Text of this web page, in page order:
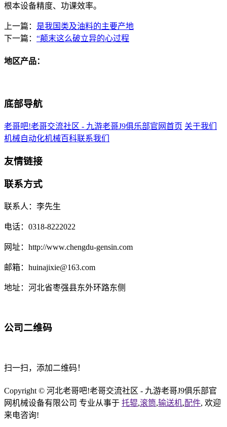
根本设备精度、功课效率。
上一篇： 是我国类及油料的主要产地
下一篇： “颠末这么破立异的心过程
地区产品：
底部导航
老哥吧!老哥交流社区 - 九游老哥J9俱乐部官网首页 关于我们
机械自动化机械百科联系我们
友情链接
联系方式
联系人：李先生
电话：0318-8222022
网址：http://www.chengdu-gensin.com
邮箱：huinajixie@163.com
地址：河北省枣强县东外环路东侧
公司二维码
扫一扫，添加二维码！
Copyright © 河北老哥吧!老哥交流社区 - 九游老哥J9俱乐部官
网机械设备有限公司 专业从事于 托辊,滚筒,输送机,配件, 欢迎
来电咨询!